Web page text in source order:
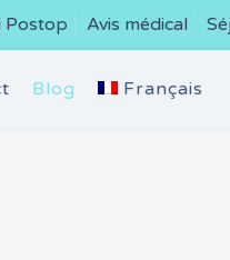
Postop Avis médical
Blog Français